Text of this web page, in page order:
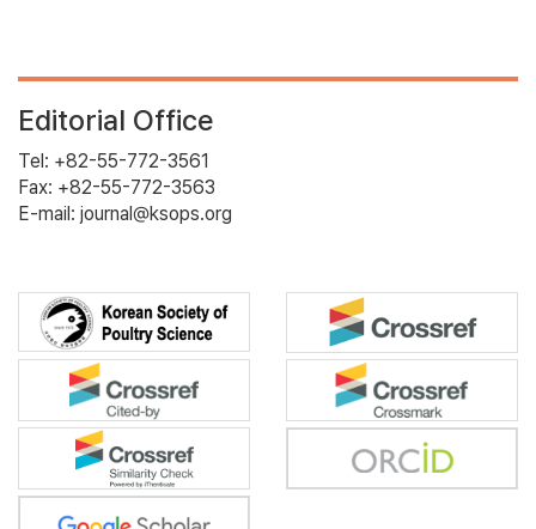
Editorial Office
Tel: +82-55-772-3561
Fax: +82-55-772-3563
E-mail: journal@ksops.org